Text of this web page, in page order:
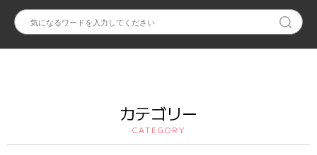
カテゴリー
CATEGORY